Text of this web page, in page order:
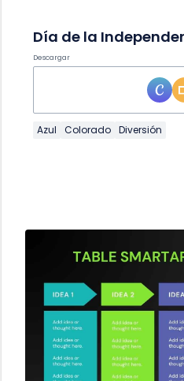
Descargar
Azul Colorado Diversión